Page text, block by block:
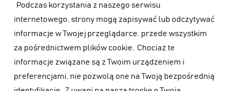
Podczas korzystania z naszego serwisu
internetowego, strony mogą zapisywać lub odczytywać
informacje w Twojej przeglądarce, przede wszystkim
za pośrednictwem plików cookie. Chociaż te
informacje związane są z Twoim urządzeniem i
preferencjami, nie pozwolą one na Twoją bezpośrednią
Wyślij
formularz